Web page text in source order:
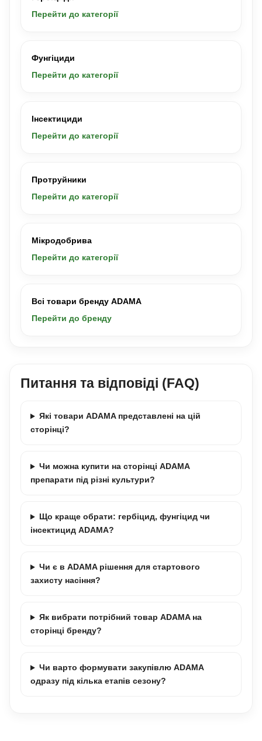
Перейти до категорії
Фунгіциди
Перейти до категорії
Інсектициди
Перейти до категорії
Протруйники
Перейти до категорії
Мікродобрива
Перейти до категорії
Всі товари бренду ADAMA
Перейти до бренду
Питання та відповіді (FAQ)
Які товари ADAMA представлені на цій
сторінці?
Чи можна купити на сторінці ADAMA
препарати під різні культури?
Що краще обрати: гербіцид, фунгіцид чи
інсектицид ADAMA?
Чи є в ADAMA рішення для стартового
захисту насіння?
Як вибрати потрібний товар ADAMA на
сторінці бренду?
Чи варто формувати закупівлю ADAMA
одразу під кілька етапів сезону?